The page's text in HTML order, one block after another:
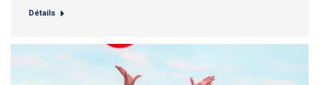
Détails